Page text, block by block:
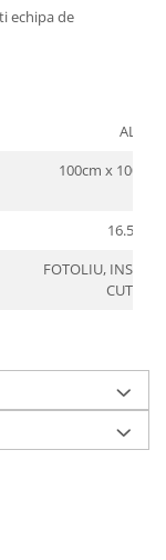
echipa de
ALB
100cm x 100cm
16.5 KG
FOTOLIU,
CUTTER